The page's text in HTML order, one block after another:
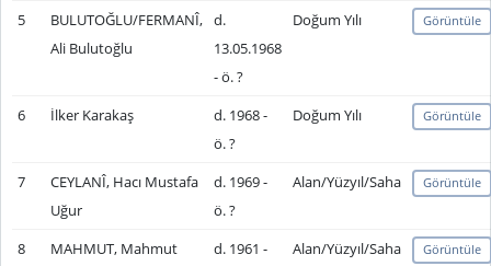
5
BULUTOĞLU/FERMANÎ,
Ali Bulutoğlu
d.
13.05.1968
- ö. ?
Doğum Yılı Görüntüle
6 İlker Karakaş
d. 1968 -
ö. ?
Doğum Yılı Görüntüle
7
CEYLANÎ, Hacı Mustafa
Uğur
d. 1969 -
ö. ?
Alan/Yüzyıl/Saha Görüntüle
8
MAHMUT, Mahmut
d. 1961 -
Alan/Yüzyıl/Saha Görüntüle